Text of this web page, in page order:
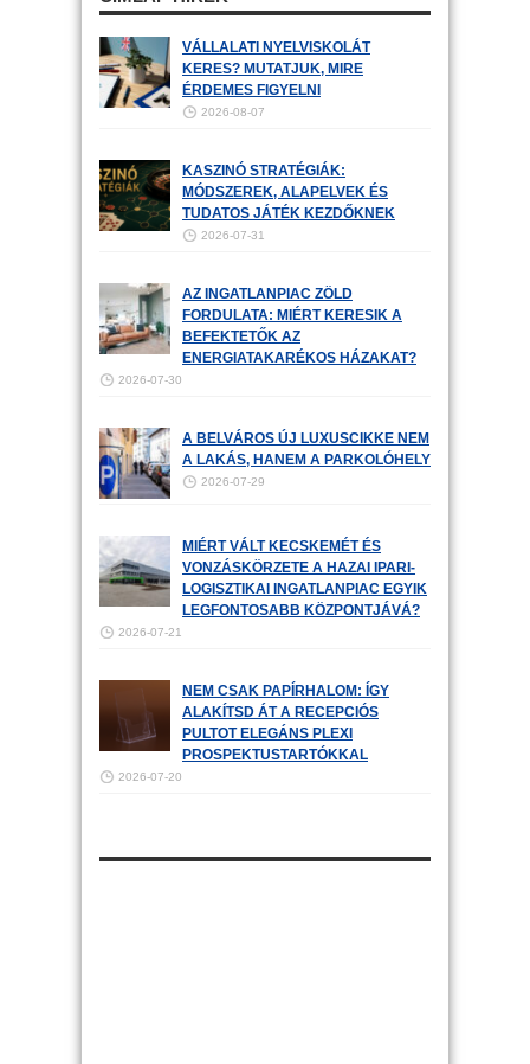
VÁLLALATI NYELVISKOLÁT
KERES? MUTATJUK, MIRE
ÉRDEMES FIGYELNI
2026-08-07
KASZINÓ STRATÉGIÁK:
MÓDSZEREK, ALAPELVEK ÉS
TUDATOS JÁTÉK KEZDŐKNEK
2026-07-31
AZ INGATLANPIAC ZÖLD
FORDULATA: MIÉRT KERESIK A
BEFEKTETŐK AZ
ENERGIATAKARÉKOS HÁZAKAT?
2026-07-30
A BELVÁROS ÚJ LUXUSCIKKE NEM
A LAKÁS, HANEM A PARKOLÓHELY
2026-07-29
MIÉRT VÁLT KECSKEMÉT ÉS
VONZÁSKÖRZETE A HAZAI IPARI-
LOGISZTIKAI INGATLANPIAC EGYIK
LEGFONTOSABB KÖZPONTJÁVÁ?
2026-07-21
NEM CSAK PAPÍRHALOM: ÍGY
ALAKÍTSD ÁT A RECEPCIÓS
PULTOT ELEGÁNS PLEXI
PROSPEKTUSTARTÓKKAL
2026-07-20